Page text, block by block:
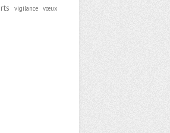
vigilance vœux